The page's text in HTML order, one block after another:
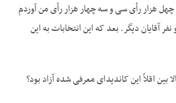
چهل هزار رأی سی و سه چهار هزار رأی من آوردم
آقایان دیگر. بعد که این انتخابات به این
بین اقلاً این کاندیدای معرفی شده آزاد بود؟